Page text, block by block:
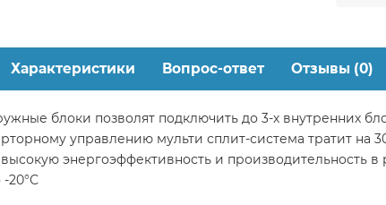
Характеристики Вопрос-ответ Отзывы (0)
блоки позволят подключить до 3-х внутренних
управлению мульти сплит-система тратит
высокую энергоэффективность и
20°С